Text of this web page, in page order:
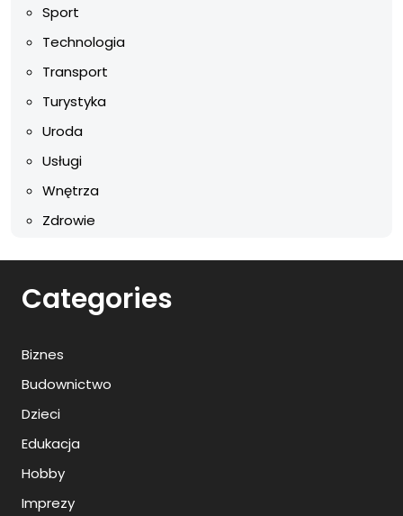
Sport
Technologia
Transport
Turystyka
Uroda
Usługi
Wnętrza
Zdrowie
Categories
Biznes
Budownictwo
Dzieci
Edukacja
Hobby
Imprezy